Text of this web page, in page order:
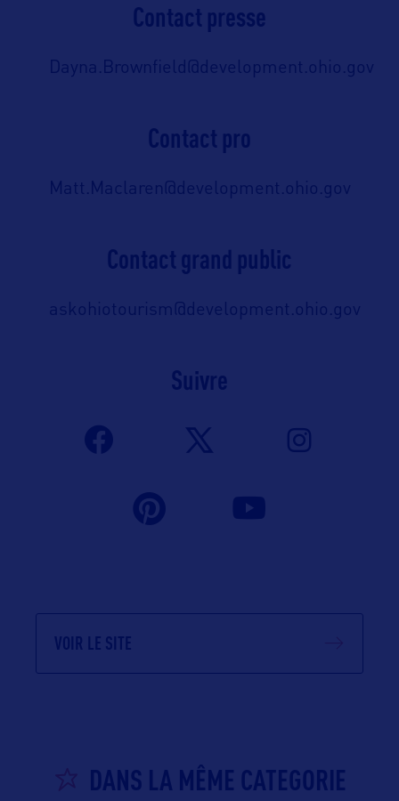
Contact presse
Dayna.Brownfield@development.ohio.gov
Contact pro
Matt.Maclaren@development.ohio.gov
Contact grand public
askohiotourism@development.ohio.gov
Suivre
VOIR LE SITE
DANS LA MÊME CATEGORIE